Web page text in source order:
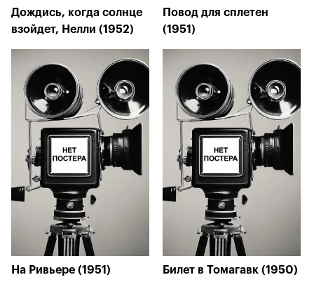
Дождись, когда солнце
взойдет, Нелли (1952)
Повод для сплетен
(1951)
На Ривьере (1951) Билет в Томагавк (1950)